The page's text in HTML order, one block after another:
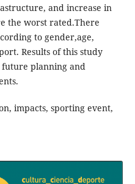
and increase in
the worst rated.There
to gender,age,
Results of this study
planning and
impacts, sporting event,